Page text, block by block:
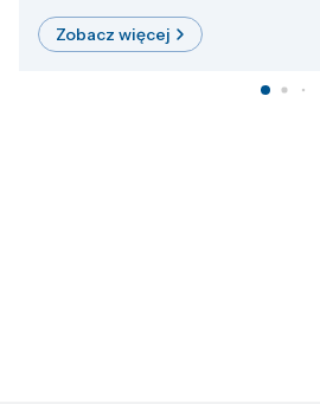
Zobacz więcej